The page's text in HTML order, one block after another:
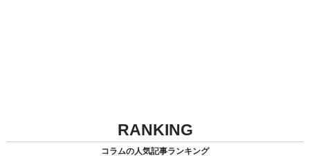
RANKING
コラムの人気記事ランキング